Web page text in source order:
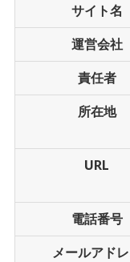
サイト名
運営会社
責任者
所在地
URL
電話番号
メールアド